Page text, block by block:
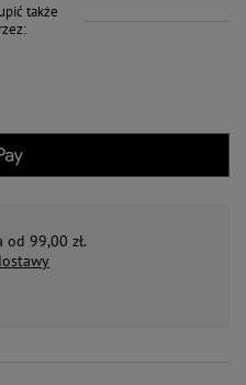
także
od 99,00 zł.